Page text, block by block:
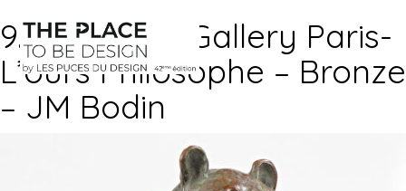
9.Animal Art Gallery Paris-
L’ours Philosophe – Bronze
– JM Bodin